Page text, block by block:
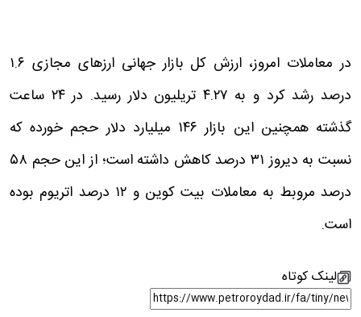
در معاملات امروز، ارزش کل بازار جهانی ارزهای مجازی ۱.۶
درصد رشد کرد و به ۴.۲۷ تریلیون دلار رسید. در ۲۴ ساعت
گذشته همچنین این بازار ۱۴۶ میلیارد دلار حجم خورده که
نسبت به دیروز ۳۱ درصد کاهش داشته است؛ از این حجم ۵۸
درصد مروبط به معاملات بیت کوین و ۱۲ درصد اتریوم بوده
است.
لینک کوتاه